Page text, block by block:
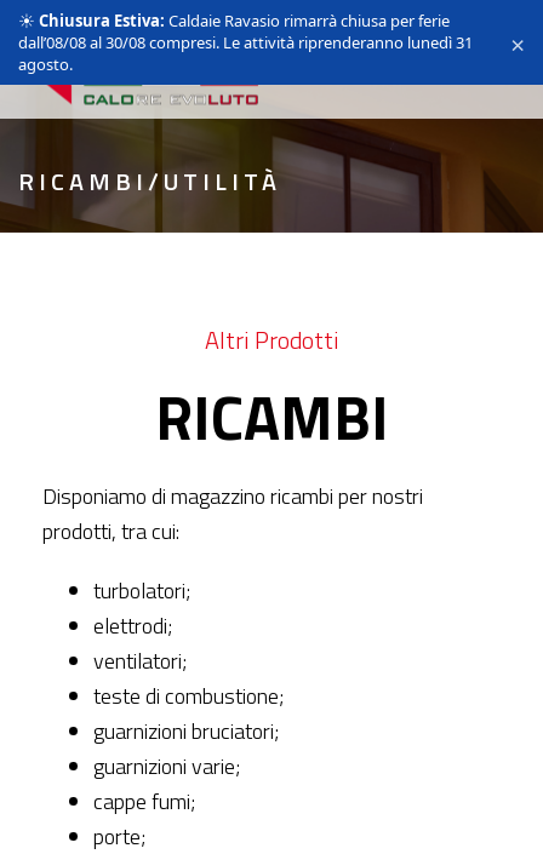
RICAMBI/UTILITÀ
Altri Prodotti
RICAMBI
Disponiamo di magazzino ricambi per nostri
prodotti, tra cui:
turbolatori;
elettrodi;
ventilatori;
teste di combustione;
guarnizioni bruciatori;
guarnizioni varie;
cappe fumi;
porte;
☀️ Chiusura Estiva: Caldaie Ravasio rimarrà chiusa per ferie
dall’08/08 al 30/08 compresi. Le attività riprenderanno lunedì 31
agosto.
×